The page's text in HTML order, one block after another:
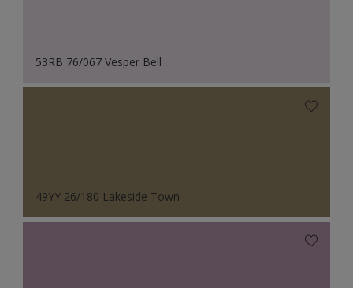
53RB 76/067 Vesper Bell
49YY 26/180 Lakeside Town